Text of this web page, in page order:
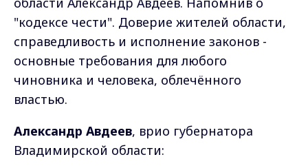
"кодексе чести". Доверие жителей области,
справедливость и исполнение законов -
основные требования для любого
чиновника и человека, облечённого
властью.
Александр Авдеев, врио губернатора
Владимирской области: